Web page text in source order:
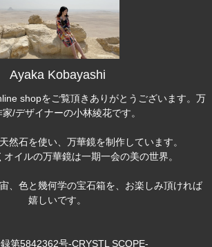
Ayaka Kobayashi
shopをご覧頂きありがとうございます。万
/デザイナーの小林綾花です。
然石を使い、万華鏡を制作しています。
イルの万華鏡は一期一会の美の世界。
、色と幾何学の宝石箱を、お楽しみ頂ければ
嬉しいです。
第5842362号-CRYSTL SCOPE-